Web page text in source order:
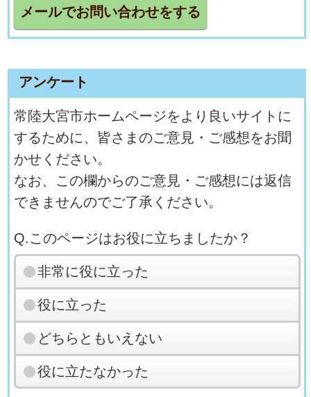
メールでお問い合わせをする
アンケート
常陸大宮市ホームページをより良いサイトに
するために、皆さまのご意見・ご感想をお聞
かせください。
なお、この欄からのご意見・ご感想には返信
できませんのでご了承ください。
Q.このページはお役に立ちましたか？
非常に役に立った
役に立った
どちらともいえない
役に立たなかった